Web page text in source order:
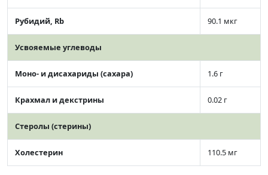
Рубидий, Rb 90.1 мкг
Усвояемые углеводы
Моно- и дисахариды (сахара) 1.6 г
Крахмал и декстрины 0.02 г
Стеролы (стерины)
Холестерин 110.5 мг